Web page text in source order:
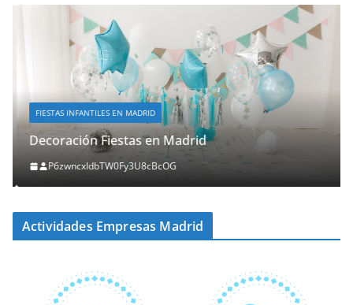
FIESTAS INFANTILES EN MADRID
Decoración Fiestas en Madrid
P6zwncxIdbTW0Fy3U8cBcOG
Actividades Empresas Madrid